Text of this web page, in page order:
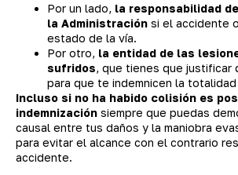
Por un lado, la responsabilidad
la Administración si el accidente
estado de la vía.
Por otro, la entidad de las
sufridos, que tienes que justificar
para que te indemnicen la
Incluso si no ha habido colisión es
indemnización siempre que puedas
causal entre tus daños y la maniobra
para evitar el alcance con el contrario
accidente.